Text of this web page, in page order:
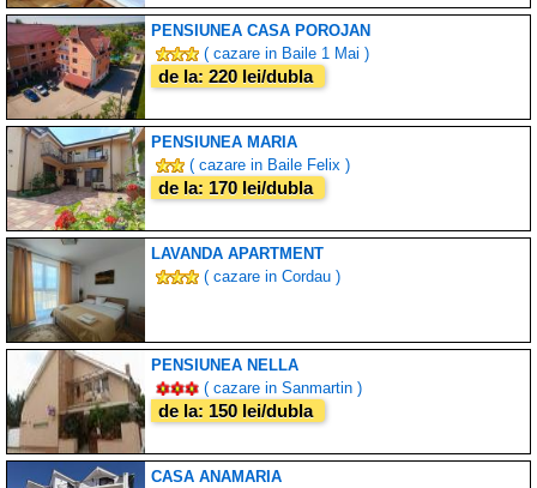
PENSIUNEA CASA POROJAN
( cazare in Baile 1 Mai )
de la: 220 lei/dubla
PENSIUNEA MARIA
( cazare in Baile Felix )
de la: 170 lei/dubla
LAVANDA APARTMENT
( cazare in Cordau )
PENSIUNEA NELLA
( cazare in Sanmartin )
de la: 150 lei/dubla
CASA ANAMARIA